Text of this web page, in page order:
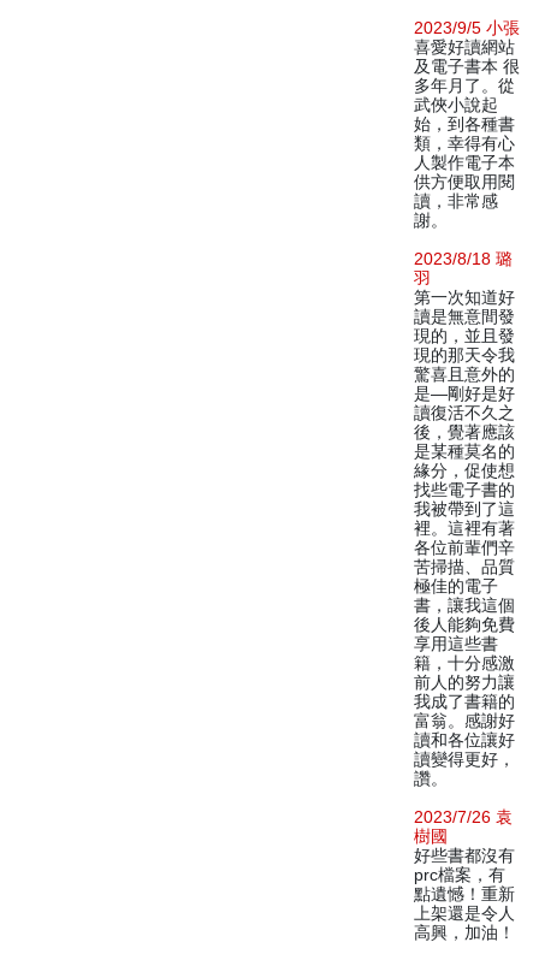
2023/9/5 小張
喜愛好讀網站
及電子書本 很
多年月了。從
武俠小說起
始，到各種書
類，幸得有心
人製作電子本
供方便取用閱
讀，非常感
謝。
2023/8/18 璐
羽
第一次知道好
讀是無意間發
現的，並且發
現的那天令我
驚喜且意外的
是—剛好是好
讀復活不久之
後，覺著應該
是某種莫名的
緣分，促使想
找些電子書的
我被帶到了這
裡。這裡有著
各位前輩們辛
苦掃描、品質
極佳的電子
書，讓我這個
後人能夠免費
享用這些書
籍，十分感激
前人的努力讓
我成了書籍的
富翁。感謝好
讀和各位讓好
讀變得更好，
讚。
2023/7/26 袁
樹國
好些書都沒有
prc檔案，有
點遺憾！重新
上架還是令人
高興，加油！